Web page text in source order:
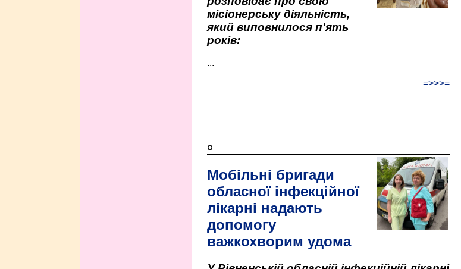
місіонерську діяльність,
який виповнилося п'ять
років:
...
=>>>=
¤
Мобільні бригади
обласної інфекційної
лікарні надають
допомогу
важкохворим удома